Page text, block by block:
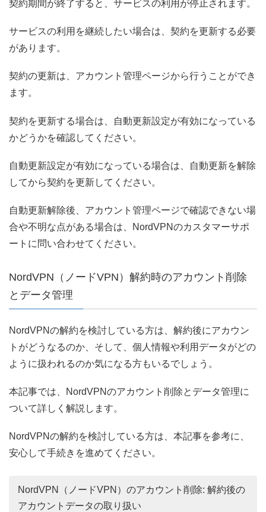
契約期間が終了すると、サービスの利用が停止されます。
サービスの利用を継続したい場合は、契約を更新する必要
があります。
契約の更新は、アカウント管理ページから行うことができ
ます。
契約を更新する場合は、自動更新設定が有効になっている
かどうかを確認してください。
自動更新設定が有効になっている場合は、自動更新を解除
してから契約を更新してください。
自動更新解除後、アカウント管理ページで確認できない場
合や不明な点がある場合は、NordVPNのカスタマーサポ
ートに問い合わせてください。
NordVPN（ノードVPN）解約時のアカウント削除
とデータ管理
NordVPNの解約を検討している方は、解約後にアカウン
トがどうなるのか、そして、個人情報や利用データがどの
ように扱われるのか気になる方もいるでしょう。
本記事では、NordVPNのアカウント削除とデータ管理に
ついて詳しく解説します。
NordVPNの解約を検討している方は、本記事を参考に、
安心して手続きを進めてください。
NordVPN（ノードVPN）のアカウント削除: 解約後の
アカウントデータの取り扱い